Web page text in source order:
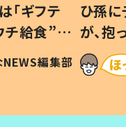
「ギフテ
チ給食”を
令和の親
NEWS編集部
ひ孫
が、
「涙が
い」